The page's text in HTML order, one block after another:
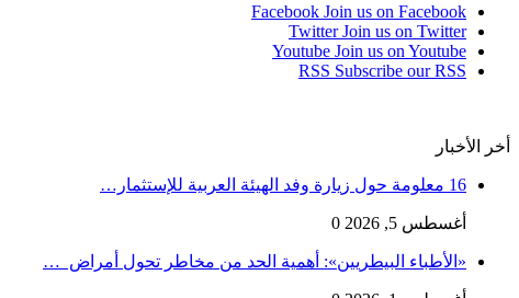
Facebook Join us on Facebook
Twitter Join us on Twitter
Youtube Join us on Youtube
RSS Subscribe our RSS
أخر الأخبار
16 معلومة حول زيارة وفد الهيئة العربية للإستثمار…
أغسطس 5, 2026 0
«الأطباء البيطريين»: أهمية الحد من مخاطر تحول أمراض …